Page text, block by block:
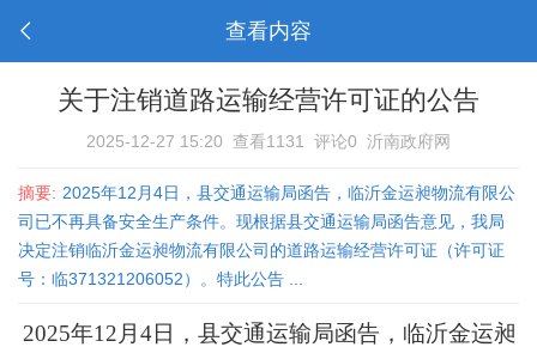
查看内容
关于注销道路运输经营许可证的公告
2025-12-27 15:20 查看1131 评论0 沂南政府网
摘要: 2025年12月4日，县交通运输局函告，临沂金运昶物流有限公
司已不再具备安全生产条件。现根据县交通运输局函告意见，我局
决定注销临沂金运昶物流有限公司的道路运输经营许可证（许可证
号：临371321206052）。特此公告 ...
2025年12月4日，县交通运输局函告，临沂金运昶